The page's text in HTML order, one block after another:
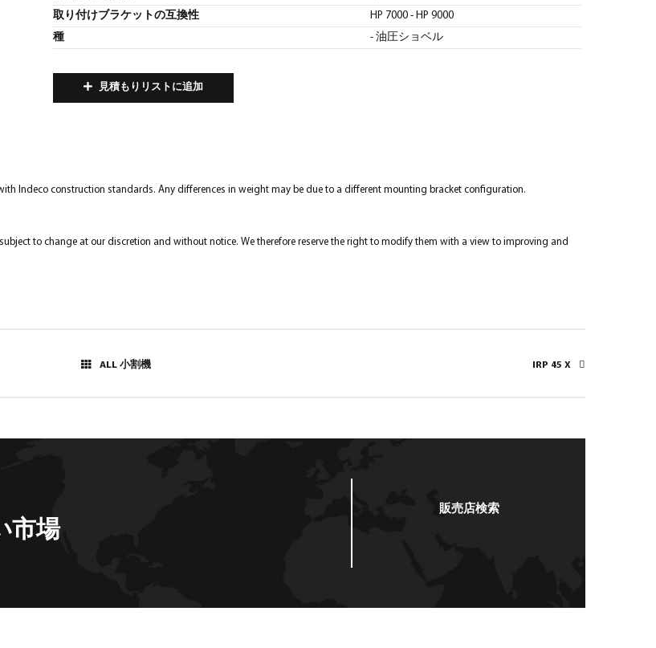
取り付けブラケットの互換性 HP 7000 - HP 9000
種 - 油圧ショベル
見積もりリストに追加
Indeco construction standards. Any differences in weight may be due to a different mounting bracket configuration.
to change at our discretion and without notice. We therefore reserve the right to modify them with a view to improving and
ALL 小割機 IRP 45 X
市場
販売店検索